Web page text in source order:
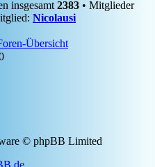
insgesamt 2383 • Mitglieder
Nicolausi
Übersicht
© phpBB Limited